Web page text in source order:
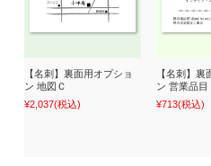
【名刺】裏面用オプショ
ン 地図Ｃ
¥2,037(税込)
【名刺】裏
ン 営業品目
¥713(税込)